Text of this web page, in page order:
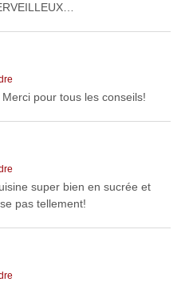
pour tous les conseils!
super bien en sucrée et
pas tellement!